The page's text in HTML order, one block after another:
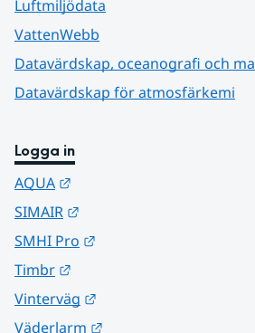
Luftmiljödata
VattenWebb
Datavärdskap, oceanografi och
Datavärdskap för atmosfärkemi
Logga in
AQUA
SIMAIR
SMHI Pro
Timbr
Vinterväg
Väderlarm